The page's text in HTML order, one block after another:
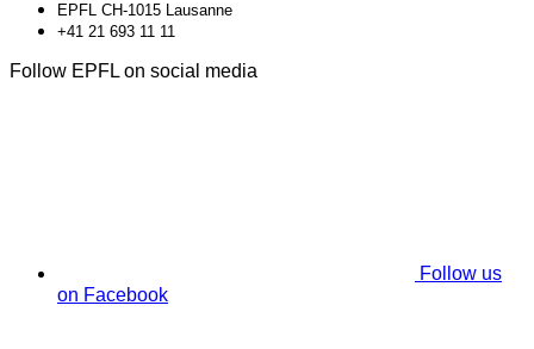
EPFL CH-1015 Lausanne
+41 21 693 11 11
Follow EPFL on social media
Follow us
on Facebook